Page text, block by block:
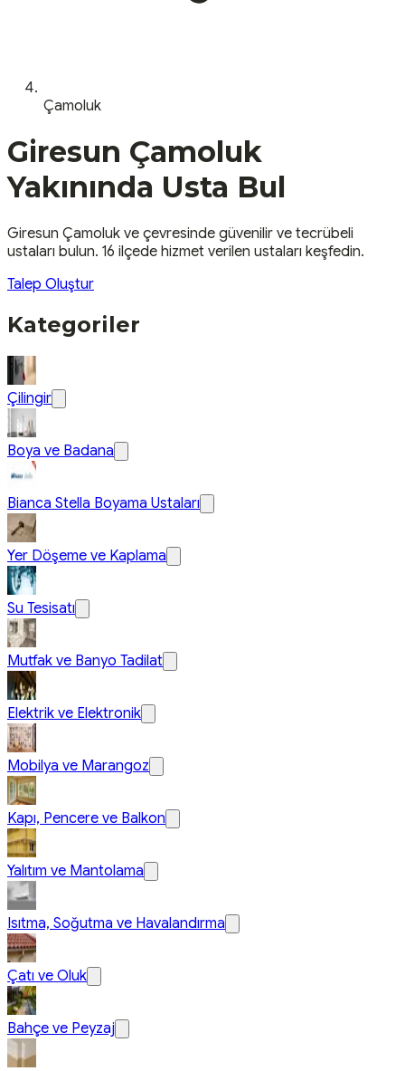
Çamoluk
Giresun Çamoluk
Yakınında Usta Bul
Giresun Çamoluk ve çevresinde güvenilir ve tecrübeli
ustaları bulun. 16 ilçede hizmet verilen ustaları keşfedin.
Talep Oluştur
Kategoriler
Çilingir
Boya ve Badana
Bianca Stella Boyama Ustaları
Yer Döşeme ve Kaplama
Su Tesisatı
Mutfak ve Banyo Tadilat
Elektrik ve Elektronik
Mobilya ve Marangoz
Kapı, Pencere ve Balkon
Yalıtım ve Mantolama
Isıtma, Soğutma ve Havalandırma
Çatı ve Oluk
Bahçe ve Peyzaj